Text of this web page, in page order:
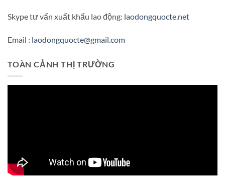
Skype tư vấn xuất khẩu lao động: laodongquocte.net
Email : laodongquocte@gmail.com
TOÀN CẢNH THỊ TRƯỜNG